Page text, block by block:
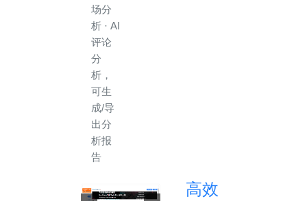
场分
析 · AI
评论
分
析，
可生
成/导
出分
析报
告
高效